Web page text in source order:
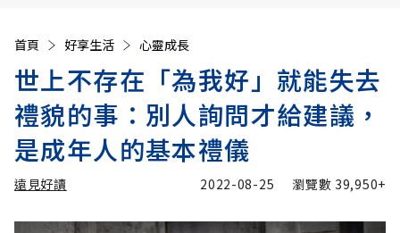
首頁 好享生活 心靈成長
世上不存在「為我好」就能失去
禮貌的事：別人詢問才給建議，
是成年人的基本禮儀
遠見好讀 2022-08-25 瀏覽數 39,950+